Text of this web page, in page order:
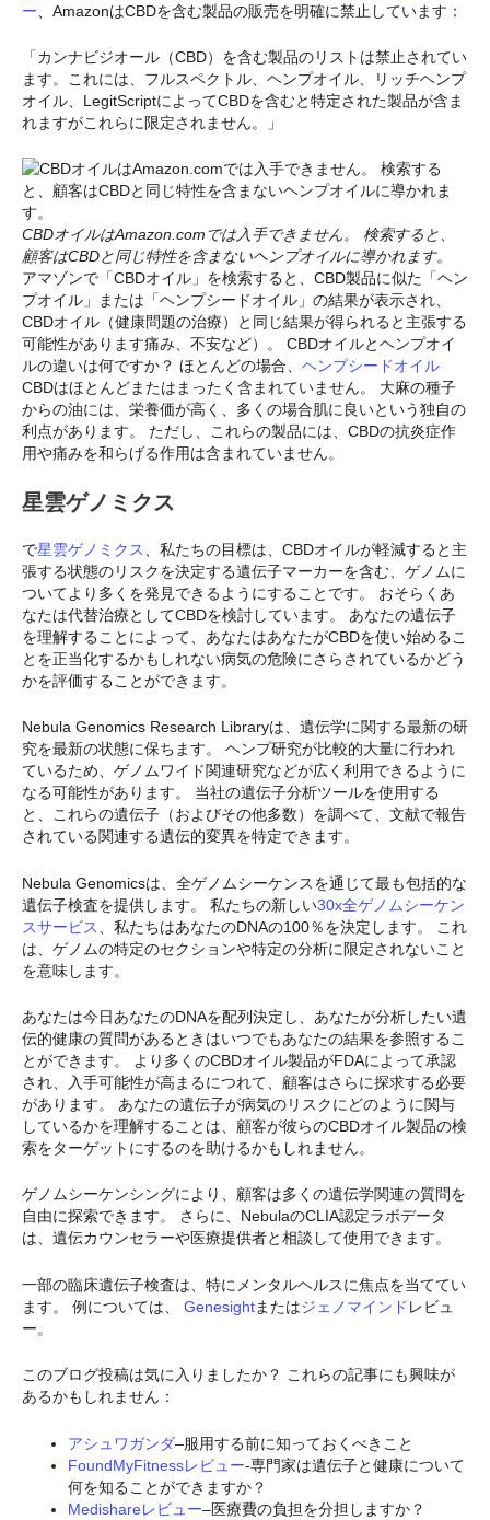
ー 、AmazonはCBDを含む製品の販売を明確に禁止しています：
「カンナビジオール（CBD）を含む製品のリストは禁止されてい
ます。これには、フルスペクトル、ヘンプオイル、リッチヘンプ
オイル、LegitScriptによってCBDを含むと特定された製品が含ま
れますがこれらに限定されません。」
CBDオイルはAmazon.comでは入手できません。 検索すると、
顧客はCBDと同じ特性を含まないヘンプオイルに導かれます。
アマゾンで「CBDオイル」を検索すると、CBD製品に似た「ヘン
プオイル」または「ヘンプシードオイル」の結果が表示され、
CBDオイル（健康問題の治療）と同じ結果が得られると主張する
可能性があります痛み、不安など）。 CBDオイルとヘンプオイ
ルの違いは何ですか？ ほとんどの場合、 ヘンプシードオイル
CBDはほとんどまたはまったく含まれていません。 大麻の種子
からの油には、栄養価が高く、多くの場合肌に良いという独自の
利点があります。 ただし、これらの製品には、CBDの抗炎症作
用や痛みを和らげる作用は含まれていません。
星雲ゲノミクス
で星雲ゲノミクス
、私たちの目標は、CBDオイルが軽減すると主
張する状態のリスクを決定する遺伝子マーカーを含む、ゲノムに
ついてより多くを発見できるようにすることです。 おそらくあ
なたは代替治療としてCBDを検討しています。 あなたの遺伝子
を理解することによって、あなたはあなたがCBDを使い始めるこ
とを正当化するかもしれない病気の危険にさらされているかどう
かを評価することができます。
Nebula Genomics Research Libraryは、遺伝学に関する最新の研
究を最新の状態に保ちます。 ヘンプ研究が比較的大量に行われ
ているため、ゲノムワイド関連研究などが広く利用できるように
なる可能性があります。 当社の遺伝子分析ツールを使用する
と、これらの遺伝子（およびその他多数）を調べて、文献で報告
されている関連する遺伝的変異を特定できます。
Nebula Genomicsは、全ゲノムシーケンスを通じて最も包括的な
遺伝子検査を提供します。 私たちの新しい30x全ゲノムシーケン
スサービス
、私たちはあなたのDNAの100％を決定します。 これ
は、ゲノムの特定のセクションや特定の分析に限定されないこと
を意味します。
あなたは今日あなたのDNAを配列決定し、あなたが分析したい遺
伝的健康の質問があるときはいつでもあなたの結果を参照するこ
とができます。 より多くのCBDオイル製品がFDAによって承認
され、入手可能性が高まるにつれて、顧客はさらに探求する必要
があります。 あなたの遺伝子が病気のリスクにどのように関与
しているかを理解することは、顧客が彼らのCBDオイル製品の検
索をターゲットにするのを助けるかもしれません。
ゲノムシーケンシングにより、顧客は多くの遺伝学関連の質問を
自由に探索できます。 さらに、NebulaのCLIA認定ラボデータ
は、遺伝カウンセラーや医療提供者と相談して使用できます。
一部の臨床遺伝子検査は、特にメンタルヘルスに焦点を当ててい
ます。 例については、
Genesightまたはジェノマインド レビュ
ー。
このブログ投稿は気に入りましたか？ これらの記事にも興味が
あるかもしれません：
アシュワガンダ–服用する前に知っておくべきこと
FoundMyFitnessレビュー-専門家は遺伝子と健康について
何を知ることができますか？
Medishareレビュー–医療費の負担を分担しますか？